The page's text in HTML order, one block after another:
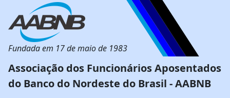
Fundada em 17 de maio de 1983
Associação dos Funcionários Aposentados
do Banco do Nordeste do Brasil - AABNB